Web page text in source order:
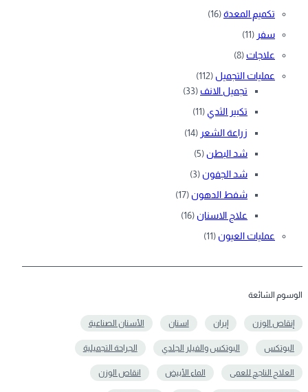
تكميم المعدة(16)
سفر (11)
علاجات (8)
عمليات التجميل (112)
تجميل الانف (33)
تكبير الثدي (11)
زراعة الشعر (14)
شد البطن(5)
شد الجفون (3)
شفط الدهون (17)
علاج الاسنان (16)
عمليات العيون (11)
الوسوم الشائعة
إنقاص الوزن إيران اسنان الأسنان الصناعية
البوتكس البوتكس والفيلر الجلدي الجراحة التجميلية
العلاج الناجح للعمى الماء الأبيض انقاص الوزن